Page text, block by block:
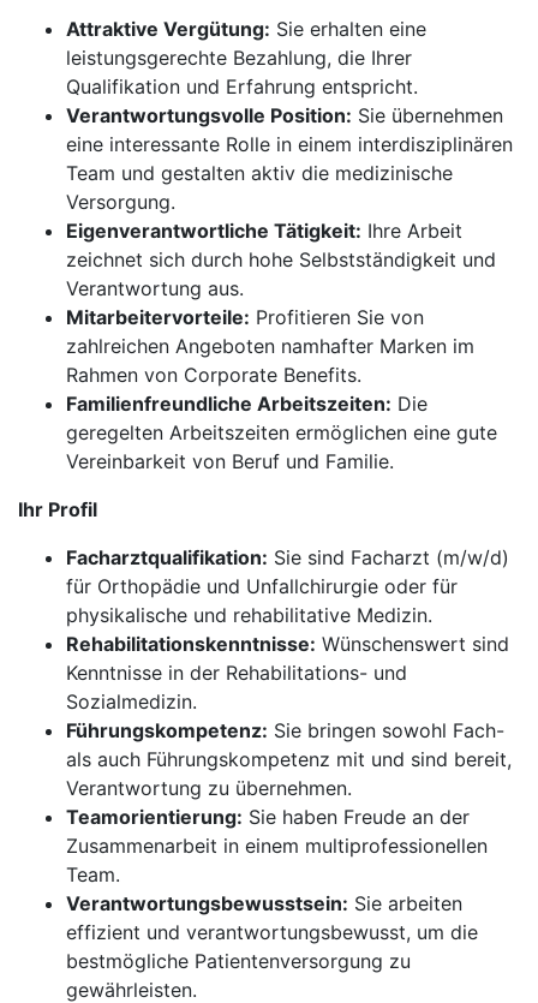
Attraktive Vergütung: Sie erhalten eine
leistungsgerechte Bezahlung, die Ihrer
Qualifikation und Erfahrung entspricht.
Verantwortungsvolle Position: Sie übernehmen
eine interessante Rolle in einem interdisziplinären
Team und gestalten aktiv die medizinische
Versorgung.
Eigenverantwortliche Tätigkeit: Ihre Arbeit
zeichnet sich durch hohe Selbstständigkeit und
Verantwortung aus.
Mitarbeitervorteile: Profitieren Sie von
zahlreichen Angeboten namhafter Marken im
Rahmen von Corporate Benefits.
Familienfreundliche Arbeitszeiten: Die
geregelten Arbeitszeiten ermöglichen eine gute
Vereinbarkeit von Beruf und Familie.
Ihr Profil
Facharztqualifikation: Sie sind Facharzt (m/w/d)
für Orthopädie und Unfallchirurgie oder für
physikalische und rehabilitative Medizin.
Rehabilitationskenntnisse: Wünschenswert sind
Kenntnisse in der Rehabilitations- und
Sozialmedizin.
Führungskompetenz: Sie bringen sowohl Fach-
als auch Führungskompetenz mit und sind bereit,
Verantwortung zu übernehmen.
Teamorientierung: Sie haben Freude an der
Zusammenarbeit in einem multiprofessionellen
Team.
Verantwortungsbewusstsein: Sie arbeiten
effizient und verantwortungsbewusst, um die
bestmögliche Patientenversorgung zu
gewährleisten.